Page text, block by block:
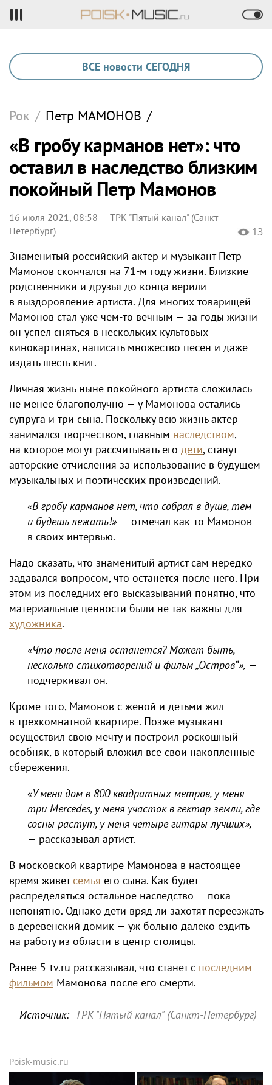
ВСЕ новости СЕГОДНЯ
Рок / Петр МАМОНОВ /
«В гробу карманов нет»: что
оставил в наследство близким
покойный Петр Мамонов
16 июля 2021, 08:58
ТРК "Пятый канал" (Санкт-
Петербург)
13
Знаменитый российский актер и музыкант Петр
Мамонов скончался на 71-м году жизни. Близкие
родственники и друзья до конца верили
в выздоровление артиста. Для многих товарищей
Мамонов стал уже чем-то вечным — за годы жизни
он успел сняться в нескольких культовых
кинокартинах, написать множество песен и даже
издать шесть книг.
Личная жизнь ныне покойного артиста сложилась
не менее благополучно — у Мамонова остались
супруга и три сына. Поскольку всю жизнь актер
занимался творчеством, главным наследством,
на которое могут рассчитывать его дети, станут
авторские отчисления за использование в будущем
музыкальных и поэтических произведений.
«В гробу карманов нет, что собрал в душе, тем
и будешь лежать!» — отмечал как-то Мамонов
в своих интервью.
Надо сказать, что знаменитый артист сам нередко
задавался вопросом, что останется после него. При
этом из последних его высказываний понятно, что
материальные ценности были не так важны для
художника.
«Что после меня останется? Может быть,
несколько стихотворений и фильм „Остров“», —
подчеркивал он.
Кроме того, Мамонов с женой и детьми жил
в трехкомнатной квартире. Позже музыкант
осуществил свою мечту и построил роскошный
особняк, в который вложил все свои накопленные
сбережения.
«У меня дом в 800 квадратных метров, у меня
три Mercedes, у меня участок в гектар земли, где
сосны растут, у меня четыре гитары лучших»,
— рассказывал артист.
В московской квартире Мамонова в настоящее
время живетсемья его сына. Как будет
распределяться остальное наследство — пока
непонятно. Однако дети вряд ли захотят переезжать
в деревенский домик — уж больно далеко ездить
на работу из области в центр столицы.
Ранее 5-tv.ru рассказывал, что станет с последним
фильмом Мамонова после его смерти.
Источник: ТРК "Пятый канал" (Санкт-Петербург)
Poisk-music.ru